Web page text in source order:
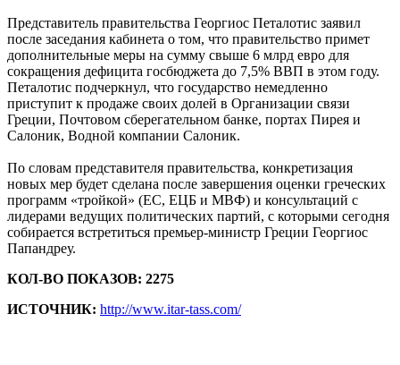
Представитель правительства Георгиос Петалотис заявил
после заседания кабинета о том, что правительство примет
дополнительные меры на сумму свыше 6 млрд евро для
сокращения дефицита госбюджета до 7,5% ВВП в этом году.
Петалотис подчеркнул, что государство немедленно
приступит к продаже своих долей в Организации связи
Греции, Почтовом сберегательном банке, портах Пирея и
Салоник, Водной компании Салоник.
По словам представителя правительства, конкретизация
новых мер будет сделана после завершения оценки греческих
программ «тройкой» (ЕС, ЕЦБ и МВФ) и консультаций с
лидерами ведущих политических партий, с которыми сегодня
собирается встретиться премьер-министр Греции Георгиос
Папандреу.
КОЛ-ВО ПОКАЗОВ: 2275
ИСТОЧНИК: http://www.itar-tass.com/